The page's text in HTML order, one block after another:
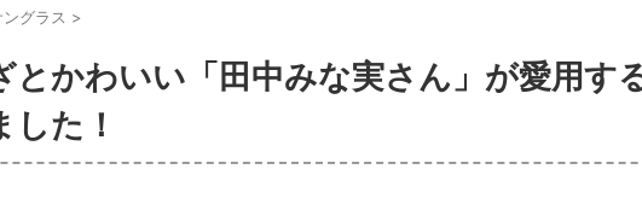
グラス >
とかわいい「田中みな実さん」が愛用す
た！